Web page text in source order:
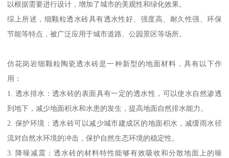
以根据需要进行设计，增加了城市的美观性和绿化效果。
综上所述，细颗粒透水砖具有透水性好、强度高、耐久性强、环保
节能等特点，被广泛应用于城市道路、公园景区等场所。